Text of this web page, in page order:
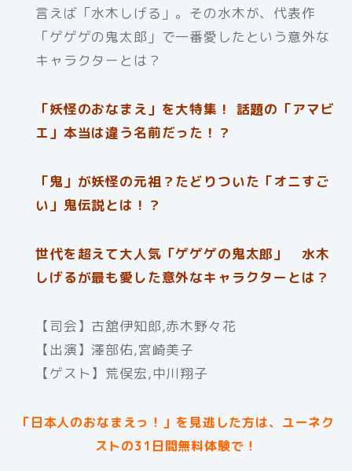
言えば「水木しげる」。その水木が、代表作
「ゲゲゲの鬼太郎」で一番愛したという意外な
キャラクターとは？
「妖怪のおなまえ」を大特集！ 話題の「アマビ
エ」本当は違う名前だった！？
「鬼」が妖怪の元祖？たどりついた「オニすご
い」鬼伝説とは！？
世代を超えて大人気「ゲゲゲの鬼太郎」 水木
しげるが最も愛した意外なキャラクターとは？
【司会】古舘伊知郎,赤木野々花
【出演】澤部佑,宮崎美子
【ゲスト】荒俣宏,中川翔子
「日本人のおなまえっ！」を見逃した方は、ユーネク
ストの31日間無料体験で！